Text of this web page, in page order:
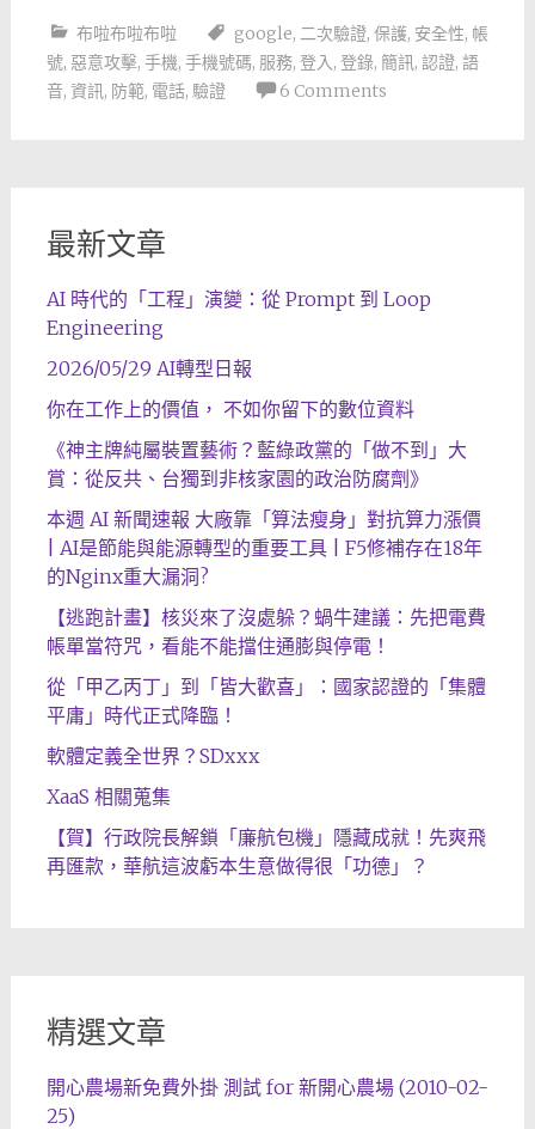
布啦布啦布啦 google, 二次驗證, 保護, 安全性, 帳
號, 惡意攻擊, 手機, 手機號碼, 服務, 登入, 登錄, 簡訊, 認證, 語
音, 資訊, 防範, 電話, 驗證 6 Comments
最新文章
AI 時代的「工程」演變：從 Prompt 到 Loop
Engineering
2026/05/29 AI轉型日報
你在工作上的價值， 不如你留下的數位資料
《神主牌純屬裝置藝術？藍綠政黨的「做不到」大
賞：從反共、台獨到非核家園的政治防腐劑》
本週 AI 新聞速報 大廠靠「算法瘦身」對抗算力漲價
| AI是節能與能源轉型的重要工具 | F5修補存在18年
的Nginx重大漏洞?
【逃跑計畫】核災來了沒處躲？蝸牛建議：先把電費
帳單當符咒，看能不能擋住通膨與停電！
從「甲乙丙丁」到「皆大歡喜」：國家認證的「集體
平庸」時代正式降臨！
軟體定義全世界？SDxxx
XaaS 相關蒐集
【賀】行政院長解鎖「廉航包機」隱藏成就！先爽飛
再匯款，華航這波虧本生意做得很「功德」？
精選文章
開心農場新免費外掛 測試 for 新開心農場 (2010-02-
25)